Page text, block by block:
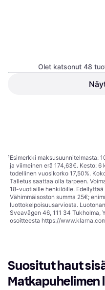
Ideal of Sweden MagSafe
Olet katsonut 48
¹Esimerkki maksusuunnitelmasta:
ja viimeinen erä 174,63€. Kesto: 6
todellinen vuosikorko 17,50%.
Talletus saattaa olla tarpeen.
18-vuotiaille henkilöille.
Vähimmäisoston summa 25€;
luottokelpoisuusarviosta.
Sveavägen 46, 111 34
osoitteesta https://
Suositut haut
Matkapuhelimen